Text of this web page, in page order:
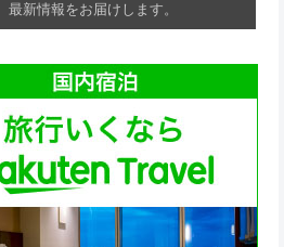
最新情報をお届けします。